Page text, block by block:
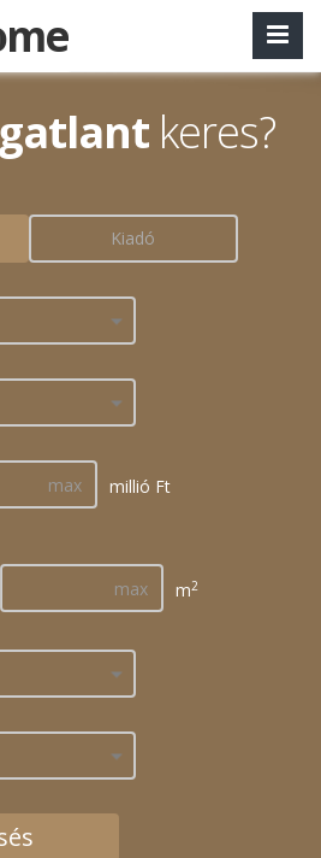
keres?
Kiadó
millió Ft
m2